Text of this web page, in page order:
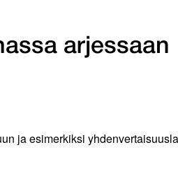
arjessaan
ja esimerkiksi